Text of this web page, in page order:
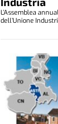
L’Assemblea
dell’Unione